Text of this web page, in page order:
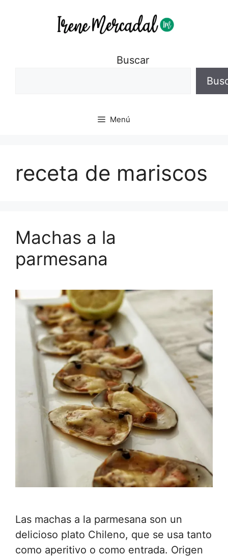
Buscar
Menú
receta de mariscos
Machas a la
parmesana
Las machas a la parmesana son un
delicioso plato Chileno, que se usa tanto
como aperitivo o como entrada. Origen